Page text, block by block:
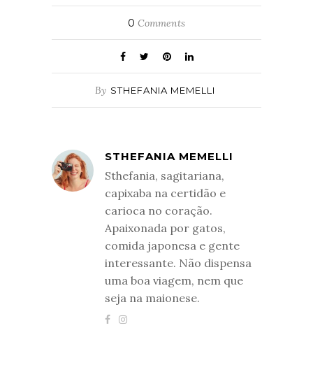
0 Comments
By STHEFANIA MEMELLI
STHEFANIA MEMELLI
Sthefania, sagitariana,
capixaba na certidão e
carioca no coração.
Apaixonada por gatos,
comida japonesa e gente
interessante. Não dispensa
uma boa viagem, nem que
seja na maionese.